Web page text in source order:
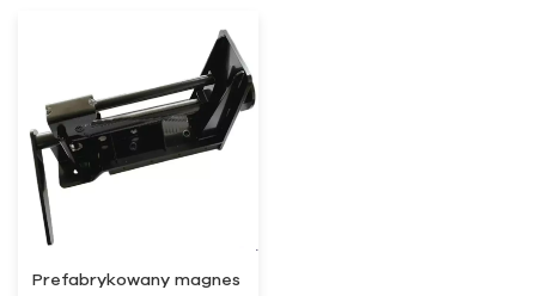
Prefabrykowany magnes